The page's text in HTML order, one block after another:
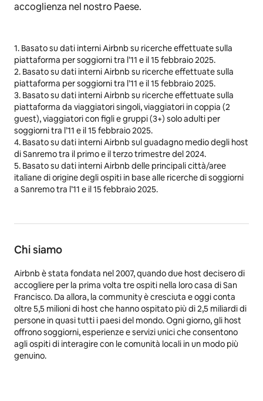
accoglienza nel nostro Paese.
1. Basato su dati interni Airbnb su ricerche effettuate sulla
piattaforma per soggiorni tra l’11 e il 15 febbraio 2025.
2. Basato su dati interni Airbnb su ricerche effettuate sulla
piattaforma per soggiorni tra l’11 e il 15 febbraio 2025.
3. Basato su dati interni Airbnb su ricerche effettuate sulla
piattaforma da viaggiatori singoli, viaggiatori in coppia (2
guest), viaggiatori con figli e gruppi (3+) solo adulti per
soggiorni tra l’11 e il 15 febbraio 2025.
4. Basato su dati interni Airbnb sul guadagno medio degli host
di Sanremo tra il primo e il terzo trimestre del 2024.
5. Basato su dati interni Airbnb delle principali città/aree
italiane di origine degli ospiti in base alle ricerche di soggiorni
a Sanremo tra l’11 e il 15 febbraio 2025.
Chi siamo
Airbnb è stata fondata nel 2007, quando due host decisero di
accogliere per la prima volta tre ospiti nella loro casa di San
Francisco. Da allora, la community è cresciuta e oggi conta
oltre 5,5 milioni di host che hanno ospitato più di 2,5 miliardi di
persone in quasi tutti i paesi del mondo. Ogni giorno, gli host
offrono soggiorni, esperienze e servizi unici che consentono
agli ospiti di interagire con le comunità locali in un modo più
genuino.